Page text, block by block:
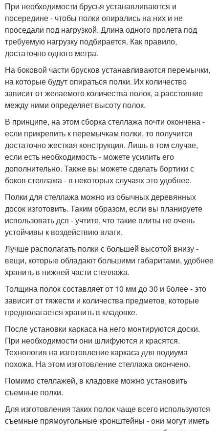
При необходимости брусья устанавливаются и
посередине - чтобы полки опирались на них и не
проседали под нагрузкой. Длина одного пролета под
требуемую нагрузку подбирается. Как правило,
достаточно одного метра.
На боковой части брусков устанавливаются перемычки,
на которые будут опираться полки. Их количество
зависит от желаемого количества полок, а расстояние
между ними определяет высоту полок.
В принципе, на этом сборка стеллажа почти окончена -
если прикрепить к перемычкам полки, то получится
достаточно жесткая конструкция. Лишь в том случае,
если есть необходимость - можете усилить его
дополнительно. Также вы можете сделать бортики с
боков стеллажа - в некоторых случаях это удобнее.
Полки для стеллажа можно из обычных деревянных
досок изготовить. Таким образом, если вы планируете
использовать дсп - учтите, что такие плиты не очень
устойчивы к воздействию влаги.
Лучше располагать полки с большей высотой внизу -
вещи, которые обладают большими габаритами, удобнее
хранить в нижней части стеллажа.
Толщина полок составляет от 10 мм до 30 и более - это
зависит от тяжести и количества предметов, которые
предполагается хранить в кладовке.
После установки каркаса на него монтируются доски.
При необходимости они шлифуются и красятся.
Технология на изготовление каркаса для подиума
похожа. На этом изготовление стеллажа окончено.
Помимо стеллажей, в кладовке можно установить
съемные полки.
Для изготовления таких полок чаще всего используются
съемные прямоугольные кронштейны - они могут иметь